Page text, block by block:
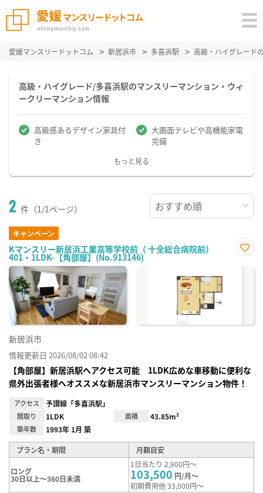
愛媛マンスリードットコム 新居浜市 多喜浜駅 高級・ハイグレード
高級・ハイグレード/多喜浜駅のマンスリーマンション・ウィ
ークリーマンション情報
高級感あるデザイン家具付
き
大画面テレビや高機能家電
完備
もっと見る
2 件（1/1ページ）
キャンペーン
Kマンスリー新居浜工業高等学校前（ 十全総合病院前）
401・1LDK-【角部屋】(No.913146)
に入
新居浜市
情報更新日 2026/08/02 08:42
【角部屋】新居浜駅へアクセス可能 1LDK広めな車移動に便利な
県外出張者様へオススメな新居浜市マンスリーマンション物件！
アクセス 予讃線「多喜浜駅」
間取り 1LDK 面積 43.85m²
築年数 1993年 1月 築
プラン名・期間 月額目安
ロング
30日以上～360日未満
1日当たり 2,900円～
103,500 円/月～
初期費用他 33,000円～